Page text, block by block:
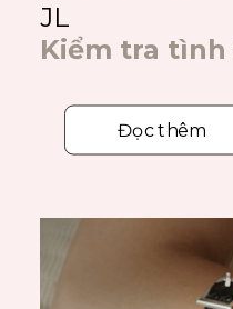
JL
Kiểm tra
Đọc thêm